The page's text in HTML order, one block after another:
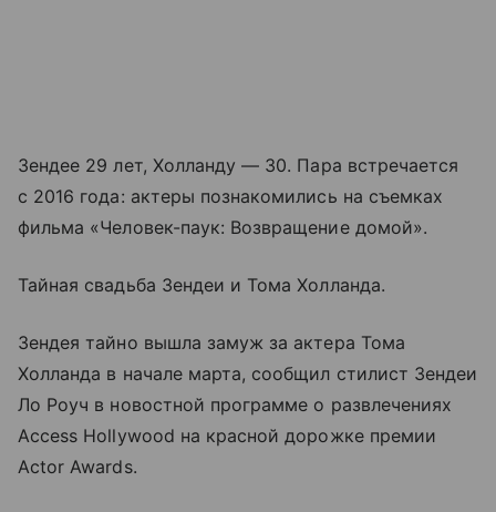
Зендее 29 лет, Холланду — 30. Пара встречается
с 2016 года: актеры познакомились на съемках
фильма «Человек-паук: Возвращение домой».
Тайная свадьба Зендеи и Тома Холланда.
Зендея тайно вышла замуж за актера Тома
Холланда в начале марта, сообщил стилист Зендеи
Ло Роуч в новостной программе о развлечениях
Access Hollywood на красной дорожке премии
Actor Awards.